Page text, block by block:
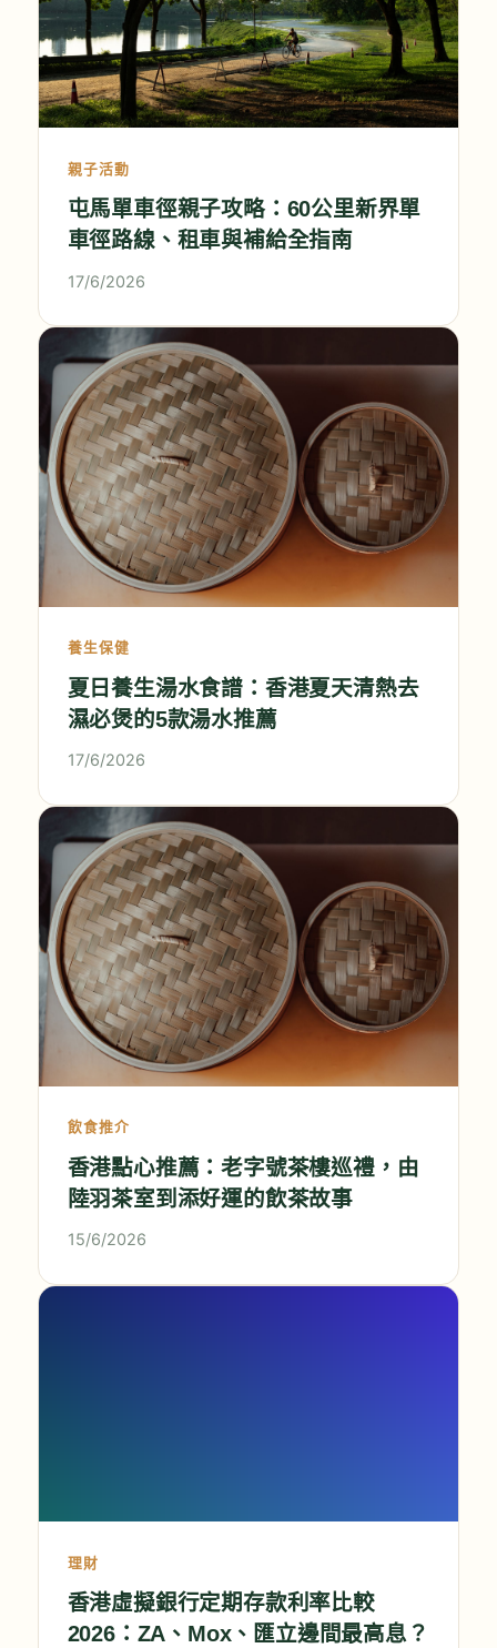
親子活動
屯馬單車徑親子攻略：60公里新界單
車徑路線、租車與補給全指南
17/6/2026
養生保健
夏日養生湯水食譜：香港夏天清熱去
濕必煲的5款湯水推薦
17/6/2026
飲食推介
香港點心推薦：老字號茶樓巡禮，由
陸羽茶室到添好運的飲茶故事
15/6/2026
理財
香港虛擬銀行定期存款利率比較
2026：ZA、Mox、匯立邊間最高息？